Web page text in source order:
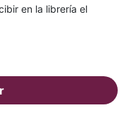
en la librería el